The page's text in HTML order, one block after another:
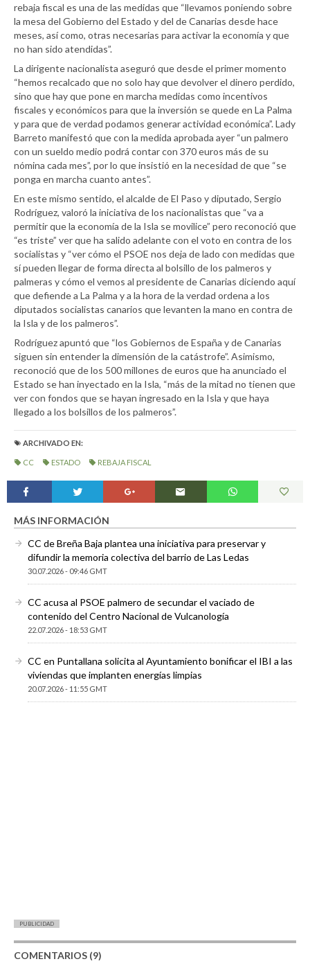
rebaja fiscal es una de las medidas que “llevamos poniendo sobre
la mesa del Gobierno del Estado y del de Canarias desde hace
meses, así como, otras necesarias para activar la economía y que
no han sido atendidas”.
La dirigente nacionalista aseguró que desde el primer momento
“hemos recalcado que no solo hay que devolver el dinero perdido,
sino que hay que pone en marcha medidas como incentivos
fiscales y económicos para que la inversión se quede en La Palma
y para que de verdad podamos generar actividad económica”. Lady
Barreto manifestó que con la medida aprobada ayer “un palmero
con un sueldo medio podrá contar con 370 euros más de su
nómina cada mes”, por lo que insistió en la necesidad de que “se
ponga en marcha cuanto antes”.
En este mismo sentido, el alcalde de El Paso y diputado, Sergio
Rodríguez, valoró la iniciativa de los nacionalistas que “va a
permitir que la economía de la Isla se movilice” pero reconoció que
“es triste” ver que ha salido adelante con el voto en contra de los
socialistas y “ver cómo el PSOE nos deja de lado con medidas que
sí pueden llegar de forma directa al bolsillo de los palmeros y
palmeras y cómo el vemos al presidente de Canarias diciendo aquí
que defiende a La Palma y a la hora de la verdad ordena a los
diputados socialistas canarios que levanten la mano en contra de
la Isla y de los palmeros”.
Rodríguez apuntó que “los Gobiernos de España y de Canarias
siguen sin entender la dimensión de la catástrofe”. Asimismo,
reconoció que de los 500 millones de euros que ha anunciado el
Estado se han inyectado en la Isla, “más de la mitad no tienen que
ver con fondos que se hayan ingresado en la Isla y que haya
llegado a los bolsillos de los palmeros”.
ARCHIVADO EN:
CC ESTADO REBAJA FISCAL
MÁS INFORMACIÓN
CC de Breña Baja plantea una iniciativa para preservar y
difundir la memoria colectiva del barrio de Las Ledas
30.07.2026 - 09:46 GMT
CC acusa al PSOE palmero de secundar el vaciado de
contenido del Centro Nacional de Vulcanología
22.07.2026 - 18:53 GMT
CC en Puntallana solicita al Ayuntamiento bonificar el IBI a las
viviendas que implanten energías limpias
20.07.2026 - 11:55 GMT
PUBLICIDAD
COMENTARIOS (9)